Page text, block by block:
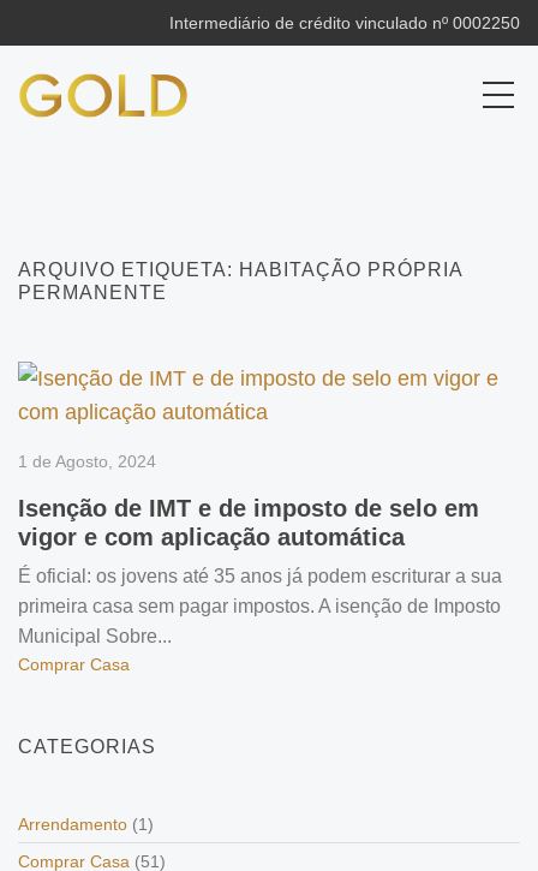
Intermediário de crédito vinculado nº 0002250
ARQUIVO ETIQUETA: HABITAÇÃO PRÓPRIA
PERMANENTE
1 de Agosto, 2024
Isenção de IMT e de imposto de selo em
vigor e com aplicação automática
É oficial: os jovens até 35 anos já podem escriturar a sua
primeira casa sem pagar impostos. A isenção de Imposto
Municipal Sobre...
Comprar Casa
CATEGORIAS
Arrendamento (1)
Comprar Casa (51)